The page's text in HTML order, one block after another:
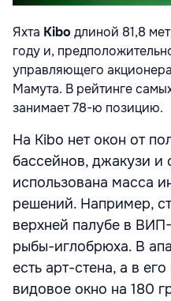
Яхта Kibo длиной 81,8
году и,
управляющего
Мамута. В рейтинге
занимает 78-ю позицию.
На Kibo нет окон от
бассейнов, джакузи и
использована масса
решений. Например,
верхней палубе в
рыбы-иглобрюха. В
есть арт-стена, а в
видовое окно на 180